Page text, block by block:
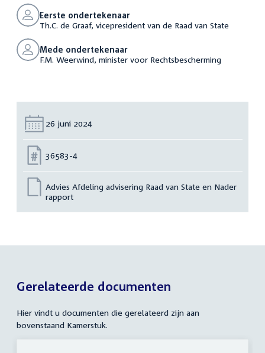
Eerste ondertekenaar
Th.C. de Graaf, vicepresident van de Raad van State
Mede ondertekenaar
F.M. Weerwind, minister voor Rechtsbescherming
Datum:
26 juni 2024
Nummer:
36583-4
Advies Afdeling advisering Raad van State en Nader
rapport
Gerelateerde documenten
Hier vindt u documenten die gerelateerd zijn aan
bovenstaand Kamerstuk.